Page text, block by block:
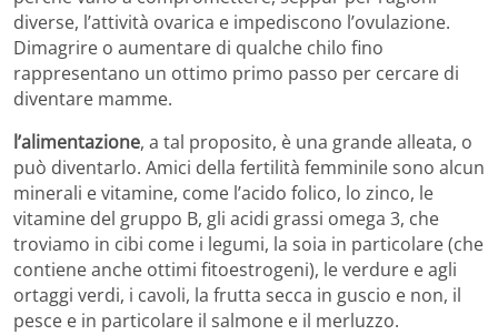
diverse, l’attività ovarica e impediscono l’ovulazione.
Dimagrire o aumentare di qualche chilo fino
rappresentano un ottimo primo passo per cercare di
diventare mamme.
l’alimentazione, a tal proposito, è una grande alleata, o
può diventarlo. Amici della fertilità femminile sono alcun
minerali e vitamine, come l’acido folico, lo zinco, le
vitamine del gruppo B, gli acidi grassi omega 3, che
troviamo in cibi come i legumi, la soia in particolare (che
contiene anche ottimi fitoestrogeni), le verdure e agli
ortaggi verdi, i cavoli, la frutta secca in guscio e non, il
pesce e in particolare il salmone e il merluzzo.